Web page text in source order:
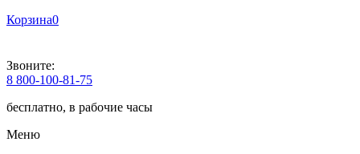
Корзина0
Звоните:
8 800-100-81-75
бесплатно, в рабочие часы
Меню